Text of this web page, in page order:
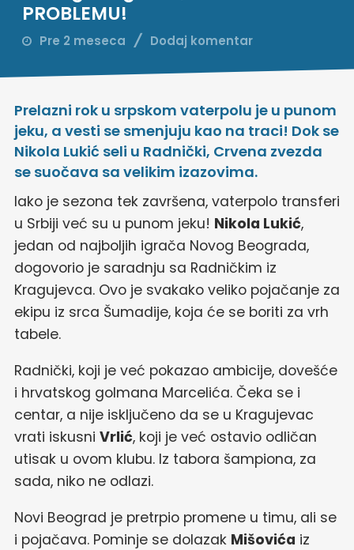
PROBLEMU!
Pre 2 meseca Dodaj komentar
Prelazni rok u srpskom vaterpolu je u punom
jeku, a vesti se smenjuju kao na traci! Dok se
Nikola Lukić seli u Radnički, Crvena zvezda
se suočava sa velikim izazovima.
Iako je sezona tek završena, vaterpolo transferi
u Srbiji već su u punom jeku! Nikola Lukić,
jedan od najboljih igrača Novog Beograda,
dogovorio je saradnju sa Radničkim iz
Kragujevca. Ovo je svakako veliko pojačanje za
ekipu iz srca Šumadije, koja će se boriti za vrh
tabele.
Radnički, koji je već pokazao ambicije, dovešće
i hrvatskog golmana Marcelića. Čeka se i
centar, a nije isključeno da se u Kragujevac
vrati iskusni Vrlić, koji je već ostavio odličan
utisak u ovom klubu. Iz tabora šampiona, za
sada, niko ne odlazi.
Novi Beograd je pretrpio promene u timu, ali se
i pojačava. Pominje se dolazak Mišovića iz